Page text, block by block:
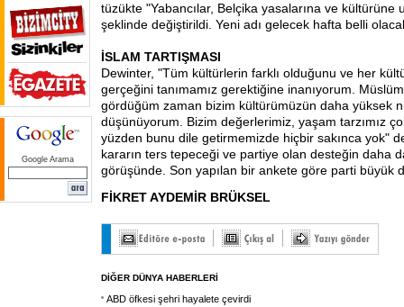
Google Arama
tüzükte "Yabancılar, Belçika yasalarına ve kültürüne
şeklinde değiştirildi. Yeni adı gelecek hafta belli
İSLAM TARTIŞMASI
Dewinter, "Tüm kültürlerin farklı olduğunu ve her
gerçeğini tanımamız gerektiğine inanıyorum.
gördüğüm zaman bizim kültürümüzün daha yüksek
düşünüyorum. Bizim değerlerimiz, yaşam tarzımız
yüzden bunu dile getirmemizde hiçbir sakınca yok"
kararın ters tepeceği ve partiye olan desteğin daha
görüşünde. Son yapılan bir ankete göre parti büyük
FİKRET AYDEMİR BRÜKSEL
DİĞER DÜNYA HABERLERİ
ABD öfkesi şehri hayalete çevirdi